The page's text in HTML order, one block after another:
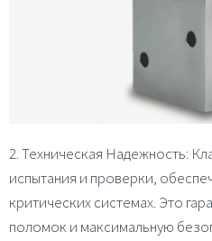
2. Техническая Надежность:
испытания и проверки,
критических системах. Это
поломок и максимальную